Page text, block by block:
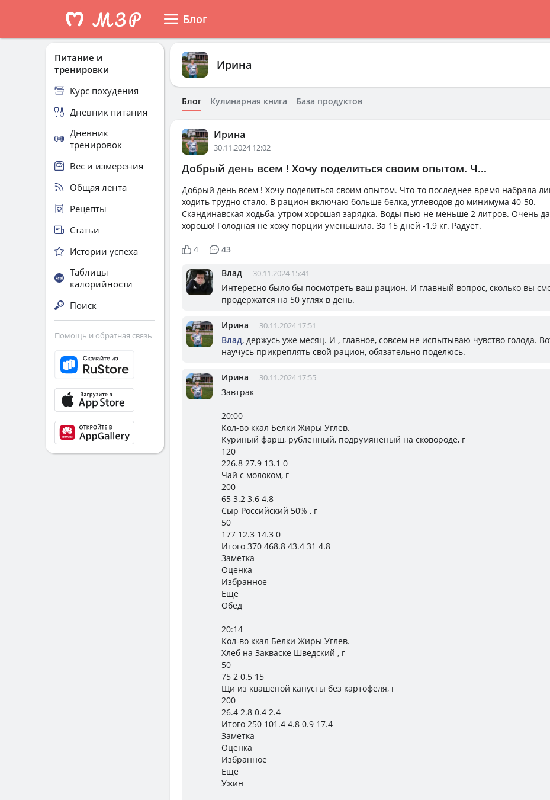
Блог
Ирина
Блог Кулинарная книга База продуктов
Ирина
30.11.2024 12:02
Добрый день всем ! Хочу поделиться своим опытом. Ч...
Добрый день всем ! Хочу поделиться своим опытом. Что-то последнее время набрала
ходить трудно стало. В рацион включаю больше белка, углеводов до минимума 40-50.
Скандинавская ходьба, утром хорошая зарядка. Воды пью не меньше 2 литров. Очень
хорошо! Голодная не хожу порции уменьшила. За 15 дней -1,9 кг. Радует.
4 43
Влад 30.11.2024 15:41
Интересно было бы посмотреть ваш рацион. И главный вопрос, сколько вы
продержатся на 50 углях в день.
Ирина 30.11.2024 17:51
Влад, держусь уже месяц. И , главное, совсем не испытываю чувство голода.
научусь прикреплять свой рацион, обязательно поделюсь.
Ирина 30.11.2024 17:55
Завтрак
20:00
Кол-во ккал Белки Жиры Углев.
Куриный фарш, рубленный, подрумяненый на сковороде, г
120
226.8 27.9 13.1 0
Чай с молоком, г
200
65 3.2 3.6 4.8
Сыр Российский 50% , г
50
177 12.3 14.3 0
Итого 370 468.8 43.4 31 4.8
Заметка
Оценка
Избранное
Ещё
Обед
20:14
Кол-во ккал Белки Жиры Углев.
Хлеб на Закваске Шведский , г
50
75 2 0.5 15
Щи из квашеной капусты без картофеля, г
200
26.4 2.8 0.4 2.4
Итого 250 101.4 4.8 0.9 17.4
Заметка
Оценка
Избранное
Ещё
Ужин
Питание и
тренировки
Курс похудения
Дневник питания
Дневник
тренировок
Вес и измерения
Общая лента
Рецепты
Статьи
Истории успеха
Таблицы
калорийности
Поиск
Помощь и обратная связь